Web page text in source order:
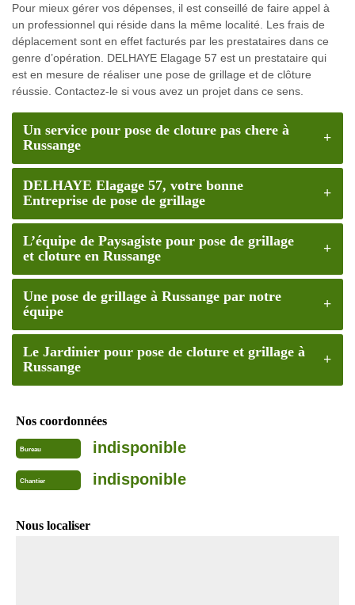
Pour mieux gérer vos dépenses, il est conseillé de faire appel à
un professionnel qui réside dans la même localité. Les frais de
déplacement sont en effet facturés par les prestataires dans ce
genre d’opération. DELHAYE Elagage 57 est un prestataire qui
est en mesure de réaliser une pose de grillage et de clôture
réussie. Contactez-le si vous avez un projet dans ce sens.
Un service pour pose de cloture pas chere à
Russange
DELHAYE Elagage 57, votre bonne
Entreprise de pose de grillage
L’équipe de Paysagiste pour pose de grillage
et cloture en Russange
Une pose de grillage à Russange par notre
équipe
Le Jardinier pour pose de cloture et grillage à
Russange
Nos coordonnées
Bureau indisponible
Chantier indisponible
Nous localiser